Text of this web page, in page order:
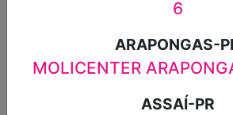
MEN+CARE FRASCO 50ML
R$12,99
6
ARAPONGAS-
MOLICENTER
ASSAÍ-PR